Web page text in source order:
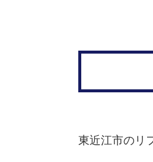
東近江市のリ